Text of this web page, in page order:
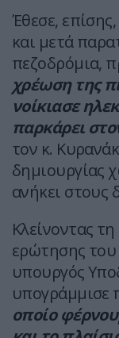
Έθεσε,
και μετά
πεζοδρόμια,
χρέωση της
νοίκιασε
παρκάρει
τον κ.
δημιουργίας
ανήκει στους
Κλείνοντας
ερώτησης
υπουργός
υπογράμμισε
οποίο